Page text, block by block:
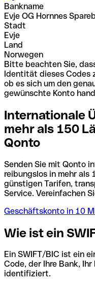
Bankname
Evje OG Hornnes
Stadt
Evje
Land
Norwegen
Bitte beachten Sie,
Identität dieses Codes
ob es sich um den
gewünschte Konto
Internationale
mehr als 150
Qonto
Senden Sie mit Qonto
reibungslos in mehr als
günstigen Tarifen,
Service. Vereinfachen
Geschäftskonto in 10
Wie ist ein
Ein SWIFT/BIC ist ein
Code, der Ihre Bank,
identifiziert.